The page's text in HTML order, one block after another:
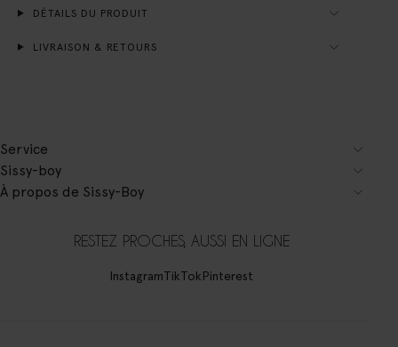
DÉTAILS DU PRODUIT
LIVRAISON & RETOURS
Service
Sissy-boy
À propos de Sissy-Boy
RESTEZ PROCHES, AUSSI EN LIGNE
InstagramTikTokPinterest